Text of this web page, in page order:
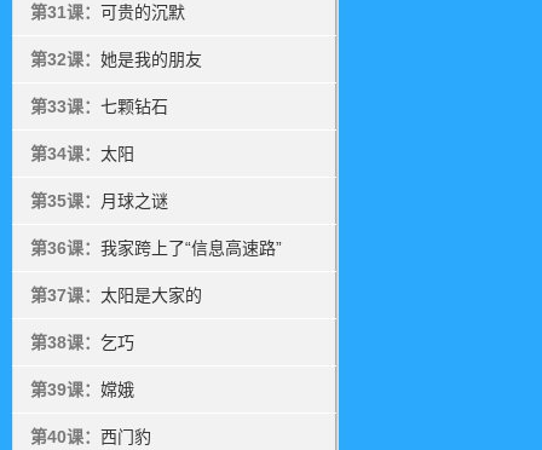
第31课： 可贵的沉默
第32课： 她是我的朋友
第33课： 七颗钻石
第34课： 太阳
第35课： 月球之谜
第36课： 我家跨上了“信息高速路”
第37课： 太阳是大家的
第38课： 乞巧
第39课： 嫦娥
第40课： 西门豹